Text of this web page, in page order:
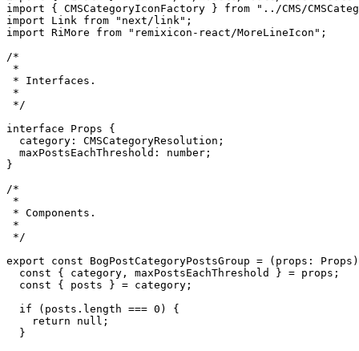
import React from "react";
import { CMSCategoryResolution } from "../../cms/
import { FLPath } from "../../models/route/
import { CMSCategoryIconFactory } from "../CMS/
import Link from "next/link";
import RiMore from "remixicon-react/MoreLineIcon";
/*
* Interfaces.
*/
interface Props {
  category: CMSCategoryResolution;
  maxPostsEachThreshold: number;
/*
* Components.
*/
export const BogPostCategoryPostsGroup = (props:
  const { category, maxPostsEachThreshold } = props;
  const { posts } = category;